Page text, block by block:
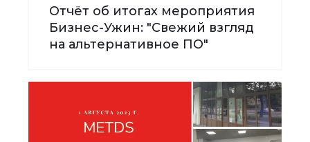
Отчёт об итогах мероприятия
Бизнес-Ужин: "Свежий взгляд
на альтернативное ПО"